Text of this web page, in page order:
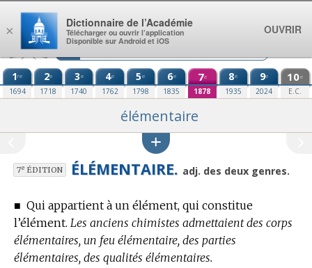
Aller au contenu
1re
1694
2e
1718
3e
1740
4e
1762
5e
1798
6e
1835
7e
1878
8e
1935
9e
2024
10e
E.C.
élémentaire
7eÉDITION ÉLÉMENTAIRE. adj. des deux genres.
■ Qui appartient à un élément, qui constitue
l’élément. Les anciens chimistes admettaient des corps
élémentaires, un feu élémentaire, des parties
élémentaires, des qualités élémentaires.
×
Dictionnaire de l’Académie
Télécharger ou ouvrir l’application
Disponible sur Android et iOS
OUVRIR